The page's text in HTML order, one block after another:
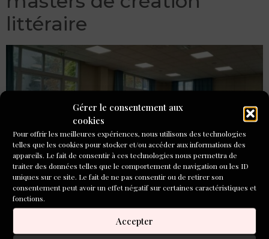
Gérer le consentement aux
cookies
Pour offrir les meilleures expériences, nous utilisons des technologies
telles que les cookies pour stocker et/ou accéder aux informations des
appareils. Le fait de consentir à ces technologies nous permettra de
traiter des données telles que le comportement de navigation ou les ID
uniques sur ce site. Le fait de ne pas consentir ou de retirer son
consentement peut avoir un effet négatif sur certaines caractéristiques et
fonctions.
Accepter
littéraire
Enseigner l’écriture par le biais d’ateliers, à l’école, dans le
cadre duau master de création ou d’un parcours de